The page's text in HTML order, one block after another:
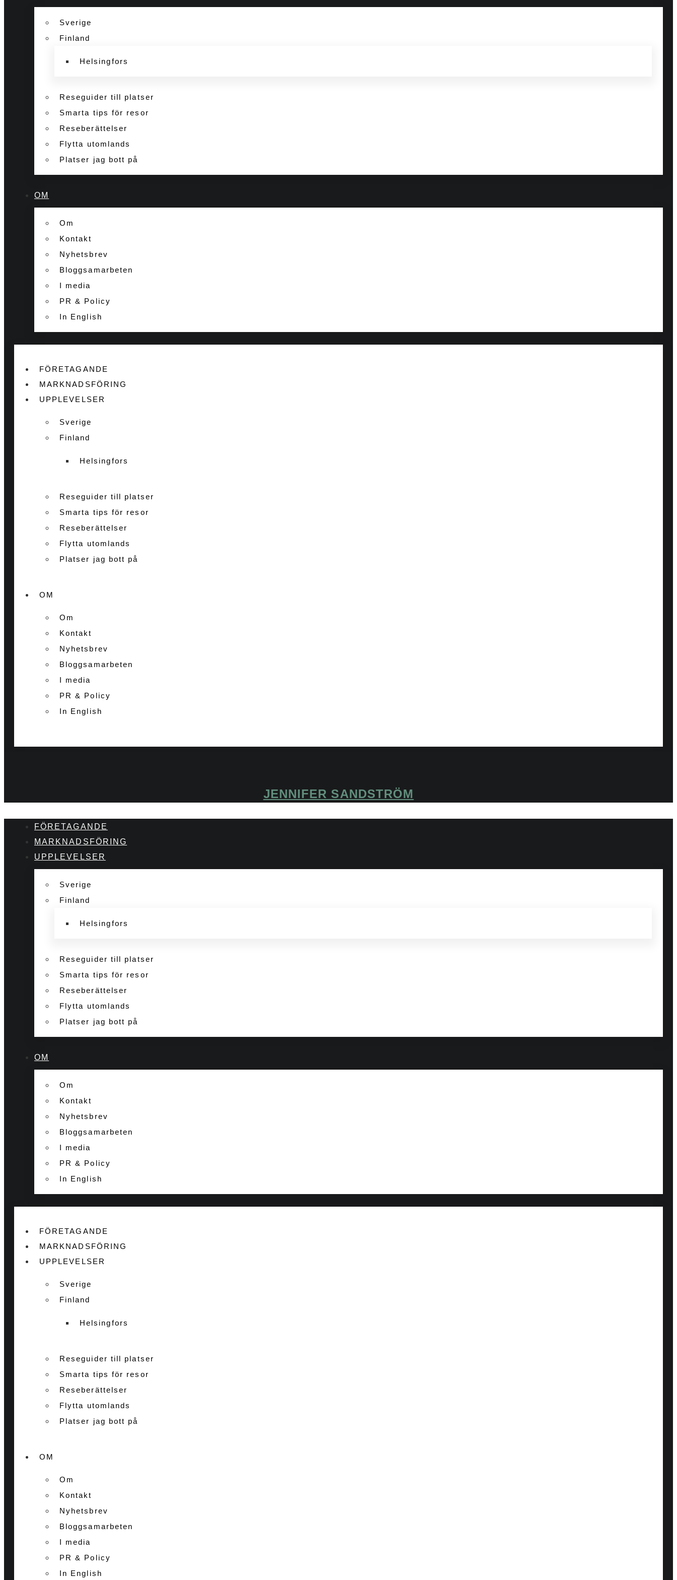
Sverige
Finland
Helsingfors
Reseguider till platser
Smarta tips för resor
Reseberättelser
Flytta utomlands
Platser jag bott på
OM
Om
Kontakt
Nyhetsbrev
Bloggsamarbeten
I media
PR & Policy
In English
FÖRETAGANDE
MARKNADSFÖRING
UPPLEVELSER
Sverige
Finland
Helsingfors
Reseguider till platser
Smarta tips för resor
Reseberättelser
Flytta utomlands
Platser jag bott på
OM
Om
Kontakt
Nyhetsbrev
Bloggsamarbeten
I media
PR & Policy
In English
JENNIFER SANDSTRÖM
FÖRETAGANDE
MARKNADSFÖRING
UPPLEVELSER
Sverige
Finland
Helsingfors
Reseguider till platser
Smarta tips för resor
Reseberättelser
Flytta utomlands
Platser jag bott på
OM
Om
Kontakt
Nyhetsbrev
Bloggsamarbeten
I media
PR & Policy
In English
FÖRETAGANDE
MARKNADSFÖRING
UPPLEVELSER
Sverige
Finland
Helsingfors
Reseguider till platser
Smarta tips för resor
Reseberättelser
Flytta utomlands
Platser jag bott på
OM
Om
Kontakt
Nyhetsbrev
Bloggsamarbeten
I media
PR & Policy
In English